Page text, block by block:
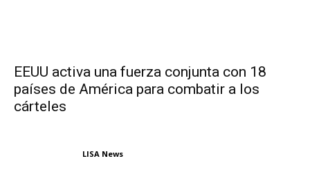
EEUU activa una fuerza conjunta con 18
países de América para combatir a los
cárteles
LISA News